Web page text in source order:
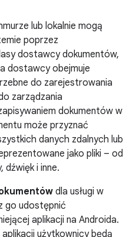
lub lokalnie mogą
poprzez
dostawcy dokumentów,
dostawcy obejmuje
do zarejestrowania
zarządzania
dokumentów w
może przyznać
danych zdalnych lub
jako pliki – od
i inne.
dla usługi w
go udostępnić
aplikacji na Androida.
użytkownicy będą